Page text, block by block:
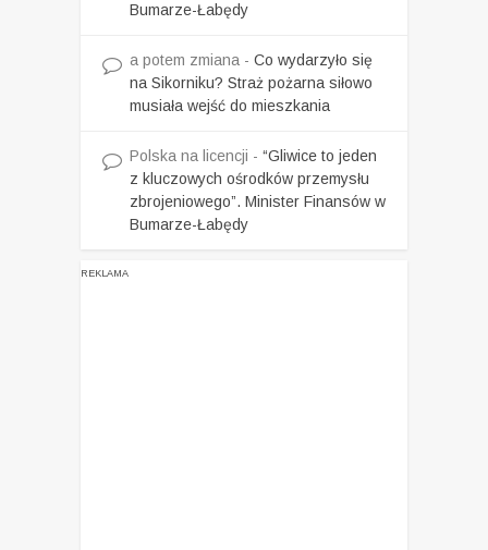
Bumarze-Łabędy
a potem zmiana - Co wydarzyło się
na Sikorniku? Straż pożarna siłowo
musiała wejść do mieszkania
Polska na licencji - “Gliwice to jeden
z kluczowych ośrodków przemysłu
zbrojeniowego”. Minister Finansów w
Bumarze-Łabędy
REKLAMA